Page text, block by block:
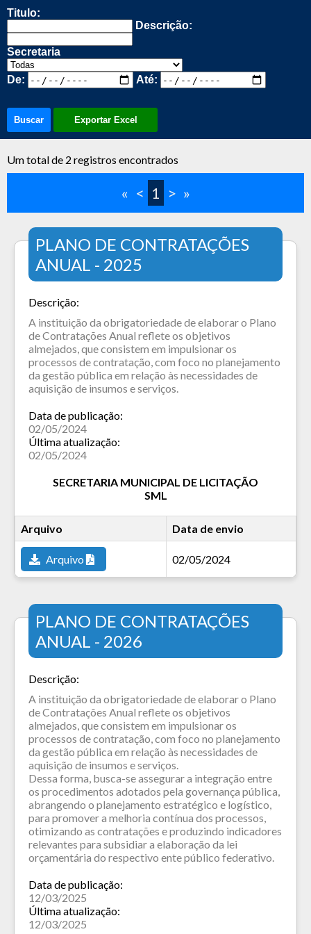
Titulo:
Descrição:
Secretaria
De: Até:
Buscar Exportar Excel
Um total de 2 registros encontrados
« < 1 > »
PLANO DE CONTRATAÇÕES
ANUAL - 2025
Descrição:
A instituição da obrigatoriedade de elaborar o Plano
de Contratações Anual reflete os objetivos
almejados, que consistem em impulsionar os
processos de contratação, com foco no planejamento
da gestão pública em relação às necessidades de
aquisição de insumos e serviços.
Data de publicação:
02/05/2024
Última atualização:
02/05/2024
SECRETARIA MUNICIPAL DE LICITAÇÃO
SML
Arquivo Data de envio
Arquivo 02/05/2024
PLANO DE CONTRATAÇÕES
ANUAL - 2026
Descrição:
A instituição da obrigatoriedade de elaborar o Plano
de Contratações Anual reflete os objetivos
almejados, que consistem em impulsionar os
processos de contratação, com foco no planejamento
da gestão pública em relação às necessidades de
aquisição de insumos e serviços.
Dessa forma, busca-se assegurar a integração entre
os procedimentos adotados pela governança pública,
abrangendo o planejamento estratégico e logístico,
para promover a melhoria contínua dos processos,
otimizando as contratações e produzindo indicadores
relevantes para subsidiar a elaboração da lei
orçamentária do respectivo ente público federativo.
Data de publicação:
12/03/2025
Última atualização:
12/03/2025